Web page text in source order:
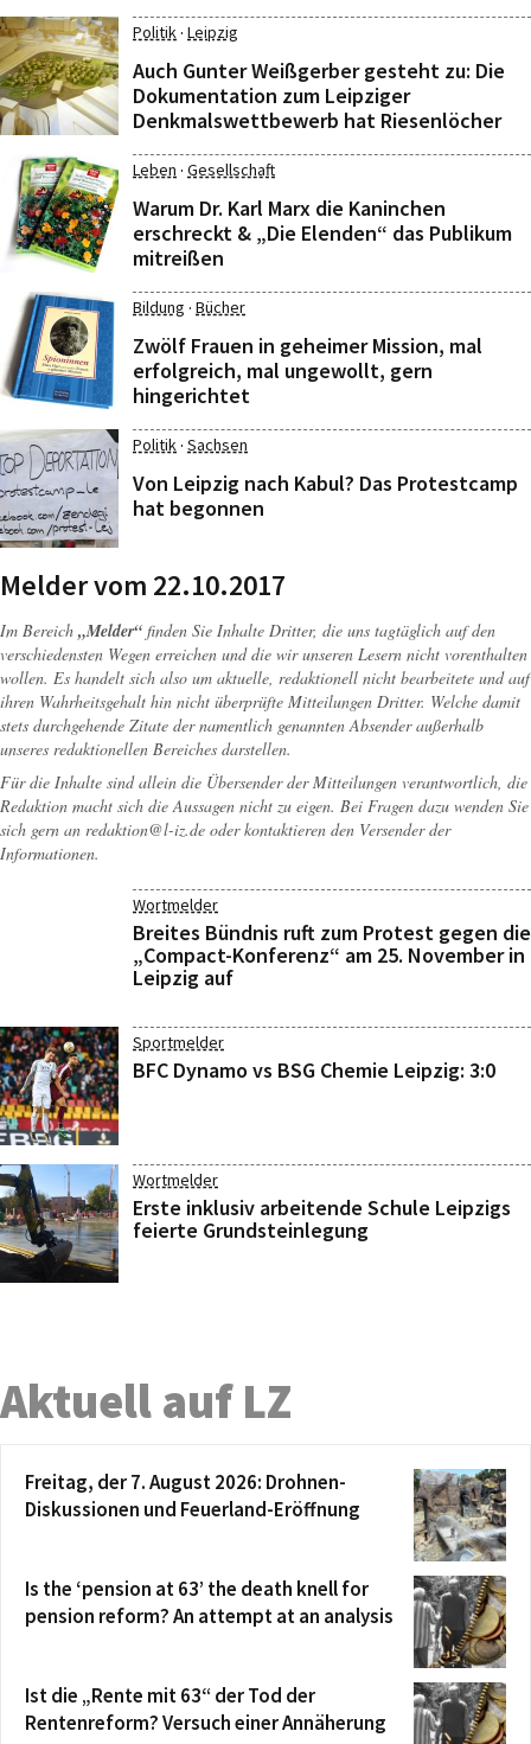
Politik· Leipzig
Auch Gunter Weißgerber gesteht zu: Die
Dokumentation zum Leipziger
Denkmalswettbewerb hat Riesenlöcher
Leben · Gesellschaft
Warum Dr. Karl Marx die Kaninchen
erschreckt & „Die Elenden“ das Publikum
mitreißen
Bildung · Bücher
Zwölf Frauen in geheimer Mission, mal
erfolgreich, mal ungewollt, gern
hingerichtet
Politik· Sachsen
Von Leipzig nach Kabul? Das Protestcamp
hat begonnen
Melder vom 22.10.2017
Im Bereich „Melder“ finden Sie Inhalte Dritter, die uns tagtäglich auf den
verschiedensten Wegen erreichen und die wir unseren Lesern nicht vorenthalten
wollen. Es handelt sich also um aktuelle, redaktionell nicht bearbeitete und auf
ihren Wahrheitsgehalt hin nicht überprüfte Mitteilungen Dritter. Welche damit
stets durchgehende Zitate der namentlich genannten Absender außerhalb
unseres redaktionellen Bereiches darstellen.
Für die Inhalte sind allein die Übersender der Mitteilungen verantwortlich, die
Redaktion macht sich die Aussagen nicht zu eigen. Bei Fragen dazu wenden Sie
sich gern an redaktion@l-iz.de oder kontaktieren den Versender der
Informationen.
Wortmelder
Breites Bündnis ruft zum Protest gegen die
„Compact-Konferenz“ am 25. November in
Leipzig auf
Sportmelder
BFC Dynamo vs BSG Chemie Leipzig: 3:0
Wortmelder
Erste inklusiv arbeitende Schule Leipzigs
feierte Grundsteinlegung
Aktuell auf LZ
Freitag, der 7. August 2026: Drohnen-
Diskussionen und Feuerland-Eröffnung
Is the ‘pension at 63’ the death knell for
pension reform? An attempt at an analysis
Ist die „Rente mit 63“ der Tod der
Rentenreform? Versuch einer Annäherung